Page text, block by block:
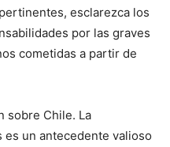
esclarezca los
por las graves
cometidas a partir de
sobre Chile. La
un antecedente valioso